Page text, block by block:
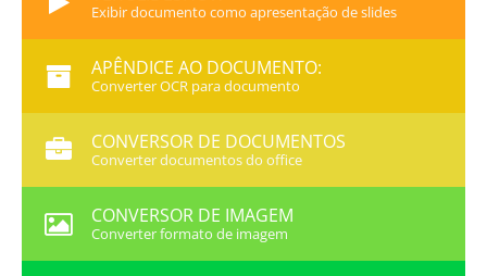
Exibir documento como apresentação de slides
APÊNDICE AO DOCUMENTO:
Converter OCR para documento
CONVERSOR DE DOCUMENTOS
Converter documentos do office
CONVERSOR DE IMAGEM
Converter formato de imagem